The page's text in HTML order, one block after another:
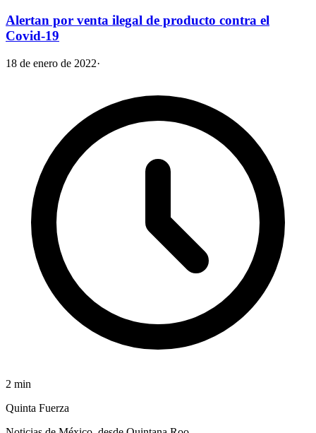
Alertan por venta ilegal de producto contra el
Covid-19
18 de enero de 2022·
2 min
Quinta Fuerza